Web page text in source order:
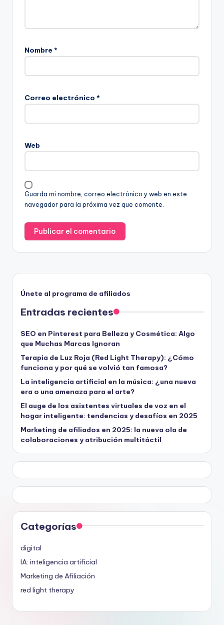
Nombre *
Correo electrónico *
Web
Guarda mi nombre, correo electrónico y web en este
navegador para la próxima vez que comente.
Únete al programa de afiliados
Entradas recientes
SEO en Pinterest para Belleza y Cosmética: Algo
que Muchas Marcas Ignoran
Terapia de Luz Roja (Red Light Therapy): ¿Cómo
funciona y por qué se volvió tan famosa?
La inteligencia artificial en la música: ¿una nueva
era o una amenaza para el arte?
El auge de los asistentes virtuales de voz en el
hogar inteligente: tendencias y desafíos en 2025
Marketing de afiliados en 2025: la nueva ola de
colaboraciones y atribución multitáctil
Categorías
digital
IA: inteligencia artificial
Marketing de Afiliación
red light therapy